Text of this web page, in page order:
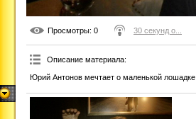
Просмотры: 0 30 секунд о...
Описание материала:
Юрий Антонов мечтает о маленькой лошадке.